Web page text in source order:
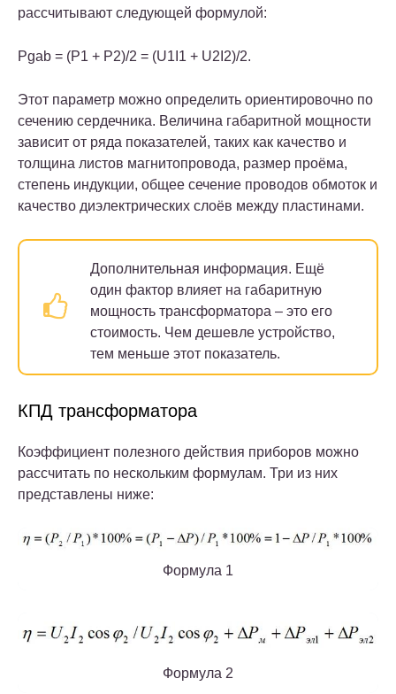
рассчитывают следующей формулой:
Pgab = (P1 + P2)/2 = (U1I1 + U2I2)/2.
Этот параметр можно определить ориентировочно по
сечению сердечника. Величина габаритной мощности
зависит от ряда показателей, таких как качество и
толщина листов магнитопровода, размер проёма,
степень индукции, общее сечение проводов обмоток и
качество диэлектрических слоёв между пластинами.
Дополнительная информация. Ещё
один фактор влияет на габаритную
мощность трансформатора – это его
стоимость. Чем дешевле устройство,
тем меньше этот показатель.
КПД трансформатора
Коэффициент полезного действия приборов можно
рассчитать по нескольким формулам. Три из них
представлены ниже:
Формула 1
Формула 2